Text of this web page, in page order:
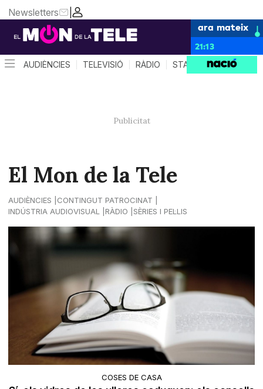
|
Newsletters
ara mateix
21:13
AUDIÈNCIES TELEVISIÓ RÀDIO STAR SYSTEM
El Mon de la Tele
AUDIÈNCIES
CONTINGUT PATROCINAT
INDÚSTRIA AUDIOVISUAL
RÀDIO SÈRIES I PEL·LIS
COSES DE CASA